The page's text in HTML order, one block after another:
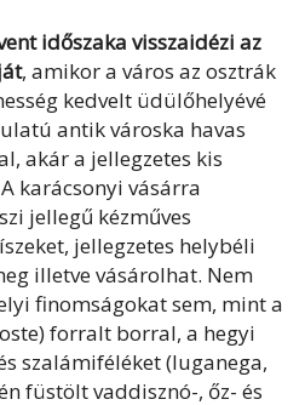
időszaka visszaidézi az
, amikor a város az osztrák
kedvelt üdülőhelyévé
antik városka havas
akár a jellegzetes kis
karácsonyi vásárra
jellegű kézműves
jellegzetes helybéli
illetve vásárolhat. Nem
finomságokat sem, mint a
forralt borral, a hegyi
szalámiféléket (luganega,
füstölt vaddisznó-, őz- és